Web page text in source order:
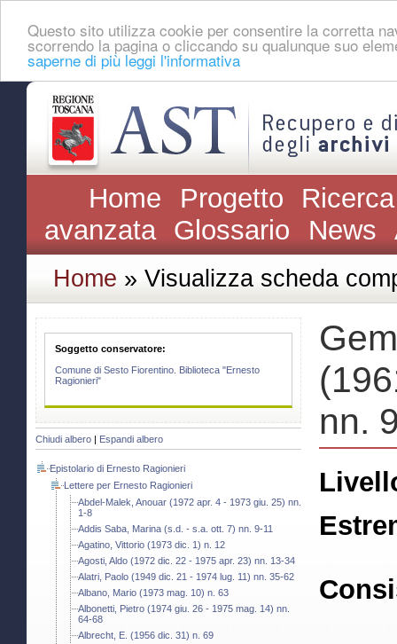
Questo sito utilizza cookie per consentire la corretta
scorrendo la pagina o cliccando su qualunque suo
saperne di più leggi l'informativa
Home Progetto
avanzata Glossario News
Home » Visualizza scheda
Soggetto conservatore:
Comune di Sesto Fiorentino. Biblioteca "Ernesto
Ragionieri"
Chiudi albero | Espandi albero
Epistolario di Ernesto Ragionieri
Lettere per Ernesto Ragionieri
Abdel-Malek, Anouar (1972 apr. 4 - 1973 giu. 25) nn.
1-8
Addis Saba, Marina (s.d. - s.a. ott. 7) nn. 9-11
Agatino, Vittorio (1973 dic. 1) n. 12
Agosti, Aldo (1972 dic. 22 - 1975 apr. 23) nn. 13-34
Alatri, Paolo (1949 dic. 21 - 1974 lug. 11) nn. 35-62
Albano, Mario (1973 mag. 10) n. 63
Albonetti, Pietro (1974 giu. 26 - 1975 mag. 14) nn.
64-68
Albrecht, E. (1956 dic. 31) n. 69
nn.